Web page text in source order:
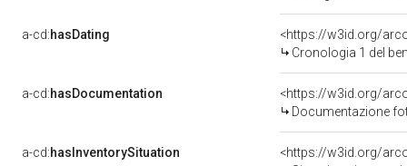
a-cd:hasDating
<https://w3id.org/
Cronologia 1 del
a-cd:hasDocumentation
Documentazione
a-cd:hasInventorySituation
<https://w3id.org/